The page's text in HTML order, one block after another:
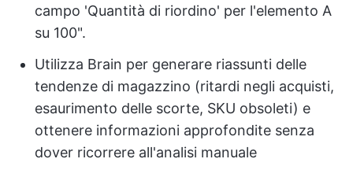
campo 'Quantità di riordino' per l'elemento A
su 100".
Utilizza Brain per generare riassunti delle
tendenze di magazzino (ritardi negli acquisti,
esaurimento delle scorte, SKU obsoleti) e
ottenere informazioni approfondite senza
dover ricorrere all'analisi manuale